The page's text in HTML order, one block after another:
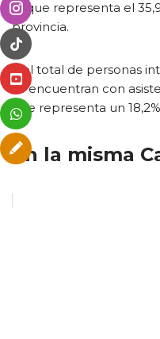
lo que representa el
provincia.
Del total de personas
se encuentran con
que representa un
En la misma